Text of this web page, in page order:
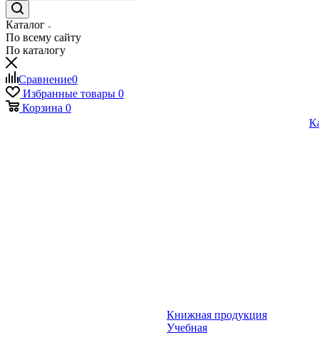
Каталог
По всему сайту
По каталогу
Сравнение0
Избранные товары 0
Корзина 0
Книжная продукция
Учебная